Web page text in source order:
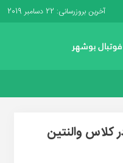
آخرین بروزرسانی: 22 دسامبر 2019
کلاس والنتین